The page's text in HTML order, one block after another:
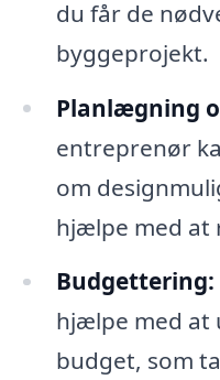
du får de
byggeprojekt.
Planlægning
entreprenør
om
hjælpe med at
Budgettering:
hjælpe med at
budget, som